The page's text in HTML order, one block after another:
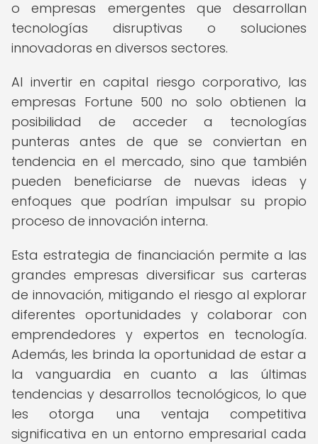
o empresas emergentes que desarrollan
tecnologías disruptivas o soluciones
innovadoras en diversos sectores.
Al invertir en capital riesgo corporativo, las
empresas Fortune 500 no solo obtienen la
posibilidad de acceder a tecnologías
punteras antes de que se conviertan en
tendencia en el mercado, sino que también
pueden beneficiarse de nuevas ideas y
enfoques que podrían impulsar su propio
proceso de innovación interna.
Esta estrategia de financiación permite a las
grandes empresas diversificar sus carteras
de innovación, mitigando el riesgo al explorar
diferentes oportunidades y colaborar con
emprendedores y expertos en tecnología.
Además, les brinda la oportunidad de estar a
la vanguardia en cuanto a las últimas
tendencias y desarrollos tecnológicos, lo que
les otorga una ventaja competitiva
significativa en un entorno empresarial cada